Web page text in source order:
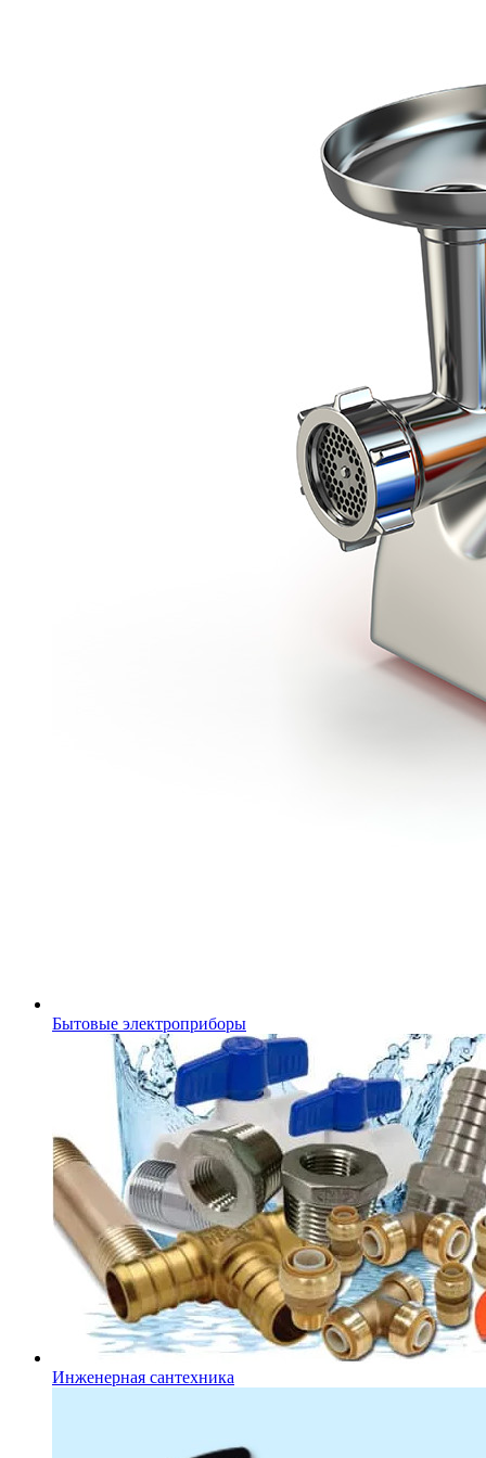
Бытовые электроприборы
Инженерная сантехника